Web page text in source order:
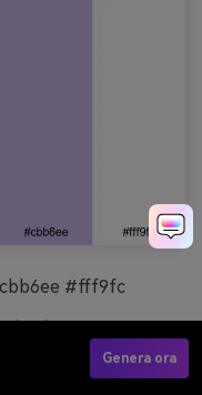
#fff9fc
Genera ora